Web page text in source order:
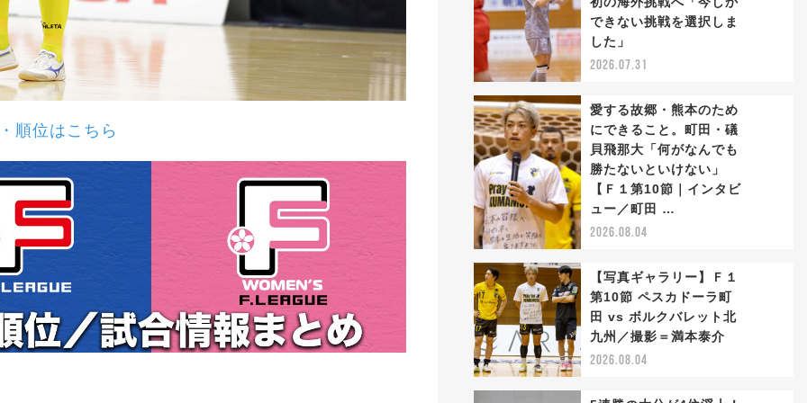
順位はこちら
できない挑戦を選択しま
した」
2026.07.31
愛する故郷・熊本のため
にできること。町田・礒
貝飛那大「何がなんでも
勝たないといけない」
【Ｆ１第10節｜インタビ
ュー／町田 …
2026.08.04
【写真ギャラリー】Ｆ１
第10節 ペスカドーラ町
田 vs ボルクバレット北
九州／撮影＝満本泰介
2026.08.04